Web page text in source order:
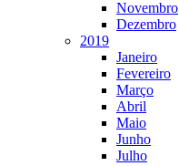
Novembro
Dezembro
2019
Janeiro
Fevereiro
Março
Abril
Maio
Junho
Julho